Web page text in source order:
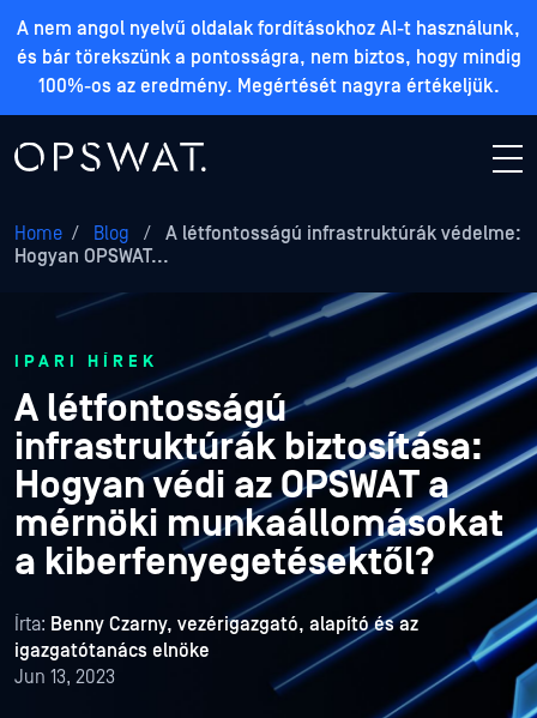
A nem angol nyelvű oldalak fordításokhoz AI-t használunk,
és bár törekszünk a pontosságra, nem biztos, hogy mindig
100%-os az eredmény. Megértését nagyra értékeljük.
Home / Blog /
A létfontosságú infrastruktúrák védelme:
Hogyan OPSWAT...
IPARI HÍREK
A létfontosságú
infrastruktúrák biztosítása:
Hogyan védi az OPSWAT a
mérnöki munkaállomásokat
a kiberfenyegetésektől?
Írta: Benny Czarny, vezérigazgató, alapító és az
igazgatótanács elnöke
Jun 13, 2023